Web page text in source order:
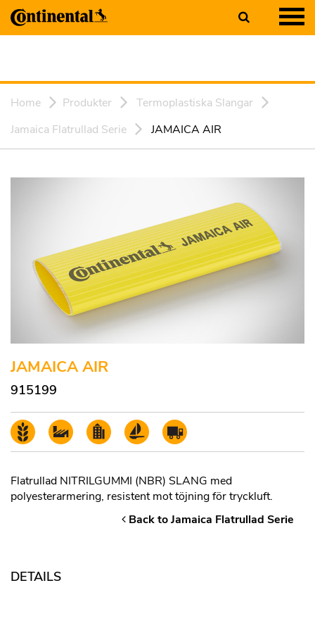
Home Produkter
Termoplastiska Slangar
Jamaica Flatrullad Serie
JAMAICA AIR
JAMAICA AIR
915199
Flatrullad NITRILGUMMI (NBR) SLANG med
polyesterarmering, resistent mot töjning för tryckluft.
Back to Jamaica Flatrullad Serie
DETAILS